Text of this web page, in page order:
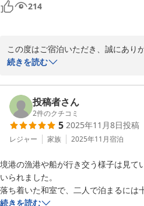
214
この度はご宿泊いただき、誠にあり
スタッフの対応やお料理、客室から
建物や設備は年季が入っております
なしで少しでも快適にお過ごしいた
「お値段以上」とのお言葉は、私ど
す。
また季節ごとに違った景色もお楽し
がございましたらお越しください。
心よりお待ちしております。
続きを読む
投稿者さん
2件のクチコミ
5 2025年11月8日投稿
レジャー 家族 2025年11月宿泊
境港の漁港や船が行き交う様子は見て
いられました。
落ち着いた和室で、二人で泊まるには
続きを読む